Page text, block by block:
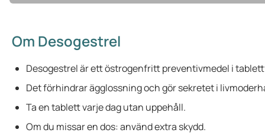
Om Desogestrel
Desogestrel är ett östrogenfritt preventivmedel i
Det förhindrar ägglossning och gör sekretet i
Ta en tablett varje dag utan uppehåll.
Om du missar en dos: använd extra skydd.